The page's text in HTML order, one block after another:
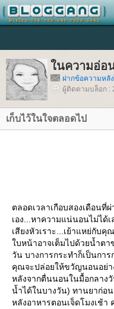
นความอ่อ
ฝากข้อความหลั
ผู้ติดตามบล็อก :
เก็บไว้ในใจตลอดไป
ตลอดเวลาเกือบสองเดือน
เอง...หาความแน่นอนไม่ได้
เสียงหัวเราะ...เย้าแหย่กับ
บหน้าอาจเต็มไปด้วยน้ำตา
วัน บางการกระทำก็เป็นกา
คุณจะปล่อยให้ขวัญนอนอย่า
หลังจากตื่นนอนในมื้อกลาง
น้ำได้ในบางวัน) ทานยาก่อ
หลังอาหารตอนเจ็ดโมงเช้า